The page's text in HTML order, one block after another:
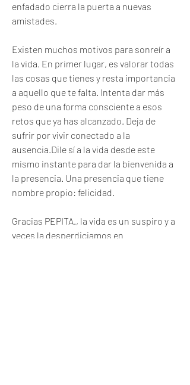
enfadado cierra la puerta a nuevas
amistades.
Existen muchos motivos para sonreír a
la vida. En primer lugar, es valorar todas
las cosas que tienes y resta importancia
a aquello que te falta. Intenta dar más
peso de una forma consciente a esos
retos que ya has alcanzado. Deja de
sufrir por vivir conectado a la
ausencia.Dile sí a la vida desde este
mismo instante para dar la bienvenida a
la presencia. Una presencia que tiene
nombre propio: felicidad.
Gracias PEPITA., la vida es un suspiro y a
veces la desperdiciamos en